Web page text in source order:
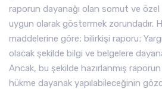
raporun dayanağı olan somut ve
uygun olarak göstermek zorundadır.
maddelerine göre; bilirkişi raporu;
olacak şekilde bilgi ve belgelere
Ancak, bu şekilde hazırlanmış
hükme dayanak yapılabileceğinin